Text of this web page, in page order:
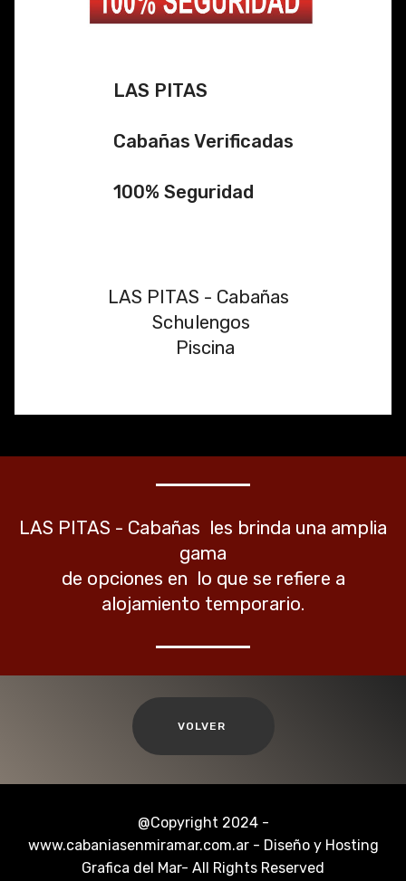
LAS PITAS
Cabañas Verificadas
100% Seguridad
LAS PITAS - Cabañas
Schulengos
Piscina
LAS PITAS - Cabañas les brinda una amplia
gama
de opciones en lo que se refiere a
alojamiento temporario.
VOLVER
@Copyright 2024 -
www.cabaniasenmiramar.com.ar - Diseño y Hosting
Grafica del Mar- All Rights Reserved